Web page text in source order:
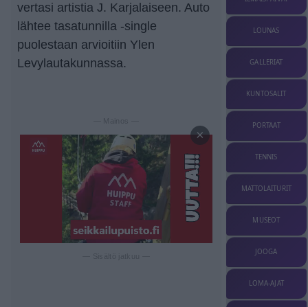
vertasi artistia J. Karjalaiseen. Auto
lähtee tasatunnilla -single
puolestaan arvioitiin Ylen
Levylautakunnassa.
— Mainos —
×
LOUNAS
GALLERIAT
KUNTOSALIT
PORTAAT
TENNIS
MATTOLAITURIT
MUSEOT
JOOGA
LOMA-AJAT